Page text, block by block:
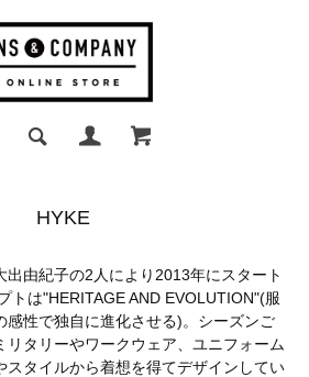
HYKE
出由紀子の2人により2013年にスタート
トは"HERITAGE AND EVOLUTION"(服
感性で独自に進化させる)。シーズンご
リタリーやワークウェア、ユニフォーム
スタイルから着想を得てデザインしてい